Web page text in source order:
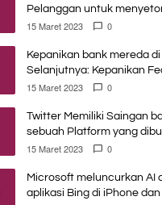
Pelanggan untuk
Mereka
15 Maret 2023 0
Kepanikan bank mereda
Selanjutnya: Kepanikan
15 Maret 2023 0
Twitter Memiliki Saingan
sebuah Platform yang
15 Maret 2023 0
Microsoft meluncurkan AI
aplikasi Bing di iPhone